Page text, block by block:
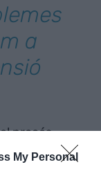
My Personal
a
procés
al món,un